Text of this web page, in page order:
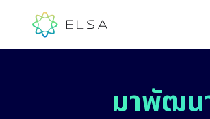
มาพัฒน